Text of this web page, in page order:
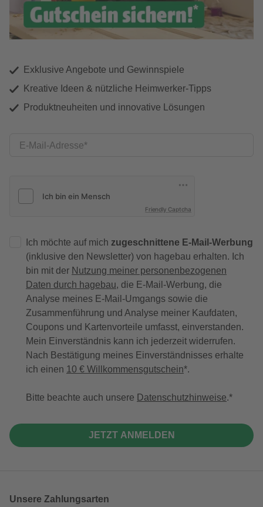
Exklusive Angebote und Gewinnspiele
Kreative Ideen & nützliche Heimwerker-Tipps
Produktneuheiten und innovative Lösungen
E-Mail-Adresse
Friendly Captcha
Ich möchte auf mich zugeschnittene E-Mail-Werbung
(inklusive den Newsletter) von hagebau erhalten. Ich
bin mit der Nutzung meiner personenbezogenen
Daten durch hagebau, die E-Mail-Werbung, die
Analyse meines E-Mail-Umgangs sowie die
Zusammenführung und Analyse meiner Kaufdaten,
Coupons und Kartenvorteile umfasst, einverstanden.
Mein Einverständnis kann ich jederzeit widerrufen.
Nach Bestätigung meines Einverständnisses erhalte
ich einen 10 € Willkommensgutschein*.
Bitte beachte auch unsere Datenschutzhinweise.
JETZT ANMELDEN
Unsere Zahlungsarten